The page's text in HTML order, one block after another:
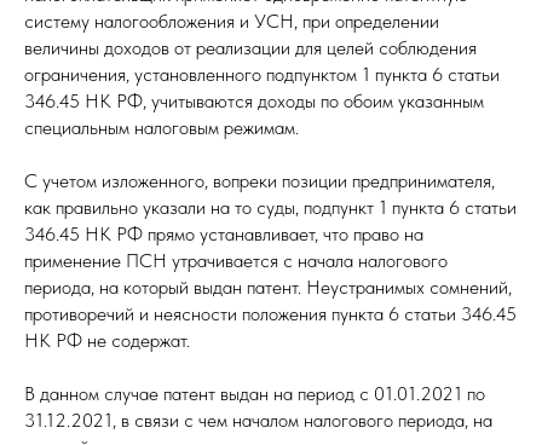
систему налогообложения и УСН, при определении
величины доходов от реализации для целей соблюдения
ограничения, установленного подпунктом 1 пункта 6 статьи
346.45 НК РФ, учитываются доходы по обоим указанным
специальным налоговым режимам.
С учетом изложенного, вопреки позиции предпринимателя,
как правильно указали на то суды, подпункт 1 пункта 6 статьи
346.45 НК РФ прямо устанавливает, что право на
применение ПСН утрачивается с начала налогового
периода, на который выдан патент. Неустранимых сомнений,
противоречий и неясности положения пункта 6 статьи 346.45
НК РФ не содержат.
В данном случае патент выдан на период с 01.01.2021 по
31.12.2021, в связи с чем началом налогового периода, на